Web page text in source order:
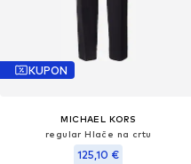
KUPON
MICHAEL KORS
regular Hlače na crtu
125,10 €